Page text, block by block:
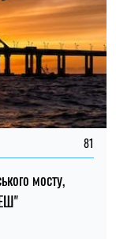
81
мосту,